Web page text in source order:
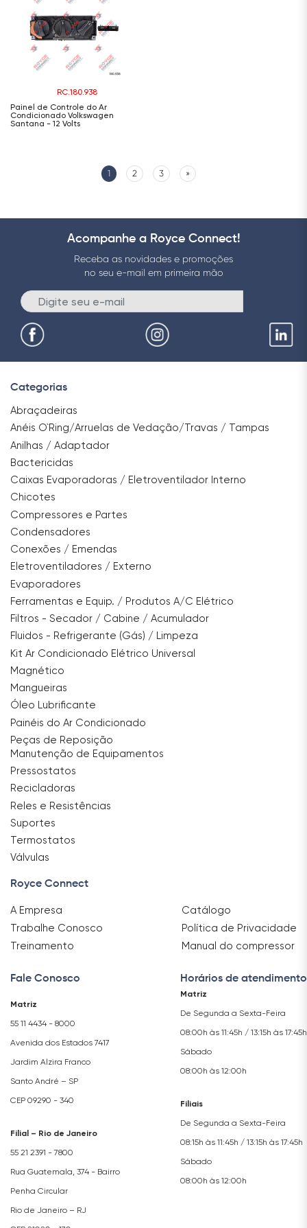
RC.180.938
Painel de Controle do Ar
Condicionado Volkswagen
Santana - 12 Volts
1 2 3 »
Acompanhe a Royce Connect!
Receba as novidades e promoções
no seu e-mail em primeira mão
Categorias
Abraçadeiras
Anéis O`Ring/Arruelas de Vedação/Travas / Tampas
Anilhas / Adaptador
Bactericidas
Caixas Evaporadoras / Eletroventilador Interno
Chicotes
Compressores e Partes
Condensadores
Conexões / Emendas
Eletroventiladores / Externo
Evaporadores
Ferramentas e Equip. / Produtos A/C Elétrico
Filtros - Secador / Cabine / Acumulador
Fluidos - Refrigerante (Gás) / Limpeza
Kit Ar Condicionado Elétrico Universal
Magnético
Mangueiras
Óleo Lubrificante
Painéis do Ar Condicionado
Peças de Reposição
Manutenção de Equipamentos
Pressostatos
Recicladoras
Reles e Resistências
Suportes
Termostatos
Válvulas
Royce Connect
A Empresa
Trabalhe Conosco
Treinamento
Catálogo
Política de Privacidade
Manual do compressor
Fale Conosco
Matriz
55 11 4434 - 8000
Avenida dos Estados 7417
Jardim Alzira Franco
Santo André – SP
CEP 09290 - 340
Filial – Rio de Janeiro
55 21 2391 - 7800
Rua Guatemala, 374 - Bairro
Penha Circular
Rio de Janeiro – RJ
Horários de atendimento
Matriz
De Segunda a Sexta-Feira
08:00h às 11:45h / 13:15h às 17:45h
Sábado
08:00h às 12:00h
Filiais
De Segunda a Sexta-Feira
08:15h às 11:45h / 13:15h às 17:45h
Sábado
08:00h às 12:00h